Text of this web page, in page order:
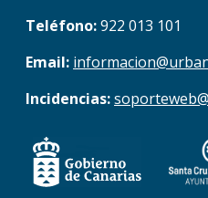
Teléfono:922 013 101
Email:
Incidencias: